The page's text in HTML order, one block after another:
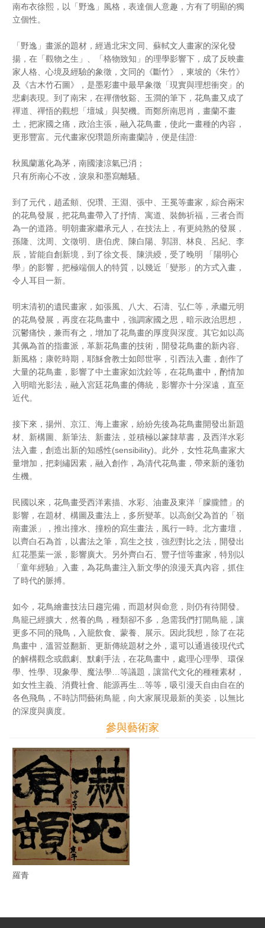
南布衣徐熙，以「野逸」風格，表達個人意趣，方有了明顯的獨
立個性。
「野逸」畫派的題材，經過北宋文同、蘇軾文人畫家的深化發
揚，在「觀物之生」、「格物致知」的理學影響下，成了反映畫
家人格、心境及經驗的象徵，文同的《斷竹》，東坡的《朱竹》
及《古木竹石圖》，是墨彩畫中最早象徵「現實與理想衝突」的
悲劇表現。到了南宋，在禪僧牧谿、玉澗的筆下，花鳥畫又成了
禪道、禪悟的觀想「壇城」與契機。而鄭所南思肖，畫蘭不畫
土，把家國之痛，政治主張，融入花鳥畫，使此一畫種的內容，
更形豐富。元代畫家倪瓚題所南畫蘭詩，便是佳證:
秋風蘭蕙化為茅，南國淒涼氣已消；
只有所南心不改，淚泉和墨寫離騷。
到了元代，趙孟頫、倪瓚、王淵、張中、王冕等畫家，綜合兩宋
的花鳥發展，把花鳥畫帶入了抒情、寓道、裝飾祈福，三者合而
為一的道路。明朝畫家繼承元人，在技法上，有更純熟的發展，
孫隆、沈周、文徵明、唐伯虎、陳白陽、郭詡、林良、呂紀、李
辰，皆能自創新境，到了徐文長、陳洪綬，受了晚明 「陽明心
學」的影響，把極端個人的特質，以幾近「變形」的方式入畫，
令人耳目一新。
明末清初的遺民畫家，如張風、八大、石濤、弘仁等，承繼元明
的花鳥發展，再度在花鳥畫中，強調家國之思，暗示政治思想，
沉鬱痛快，兼而有之，增加了花鳥畫的厚度與深度。其它如以高
其佩為首的指畫派，革新花鳥畫的技術，開發花鳥畫的新內容、
新風格；康乾時期，耶穌會教士如郎世寧，引西法入畫，創作了
大量的花鳥畫，影響了中土畫家如沈銓等，在花鳥畫中，酌情加
入明暗光影法，融入宮廷花鳥畫的傳統，影響亦十分深遠，直至
近代。
接下來，揚州、京江、海上畫家，紛紛先後為花鳥畫開發出新題
材、新構圖、新筆法、新畫法，並積極以篆隸草書，及西洋水彩
法入畫，創造出新的知感性(sensibility)。此外，女性花鳥畫家大
量增加，把刺繡因素，融入創作，為清代花鳥畫，帶來新的蓬勃
生機。
民國以來，花鳥畫受西洋素描、水彩、油畫及東洋「朦朧體」的
影響，在題材、構圖及畫法上，多所變革。以高劍父為首的「嶺
南畫派」，推出撞水、撞粉的寫生畫法，風行一時。北方畫壇，
以齊白石為首，以書法之筆，寫生之技，強烈對比之法，開發出
紅花墨葉一派，影響廣大。另外齊白石、豐子愷等畫家，特別以
「童年經驗」入畫，為花鳥畫注入新文學的浪漫天真內容，抓住
了時代的脈搏。
如今，花鳥繪畫技法日趨完備，而題材與命意，則仍有待開發。
鳥籠已經擴大，然養的鳥，種類卻不多，急需我們打開鳥籠，讓
更多不同的飛鳥，入籠飲食、蒙養、展示。因此我想，除了在花
鳥畫中，溫習並翻新、更新傳統題材之外，還可以通過後現代式
的解構觀念或戲劇、默劇手法，在花鳥畫中，處理心理學、環保
學、性學、現象學、魔法學…等議題，讓當代文化的種種素材，
如女性主義、消費社會、能源再生…等等，吸引漫天自由自在的
各色飛鳥，不時訪問藝術鳥籠，向大家展現最新的美姿，以無比
的深度與廣度。
參與藝術家
羅青